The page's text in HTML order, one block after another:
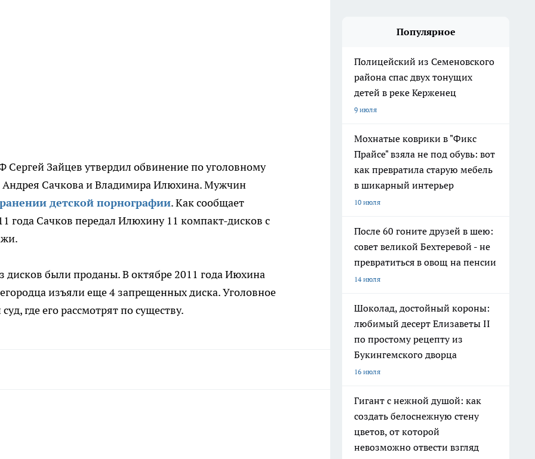
Сергей Зайцев утвердил обвинение по уголовному
Сачкова и Владимира Илюхина. Мужчин
детской порнографии. Как сообщает
года Сачков передал Илюхину 11 компакт-дисков с
дисков были проданы. В октябре 2011 года Июхина
изъяли еще 4 запрещенных диска. Уголовное
где его рассмотрят по существу.
Популярное
Полицейский из Семеновского
района спас двух тонущих
детей в реке Керженец
9 июля
Мохнатые коврики в "Фикс
Прайсе" взяла не под обувь: вот
как превратила старую мебель
в шикарный интерьер
10 июля
После 60 гоните друзей в шею:
совет великой Бехтеревой - не
превратиться в овощ на пенсии
14 июля
Шоколад, достойный короны:
любимый десерт Елизаветы II
по простому рецепту из
Букингемского дворца
16 июля
Гигант с нежной душой: как
создать белоснежную стену
цветов, от которой
невозможно отвести взгляд